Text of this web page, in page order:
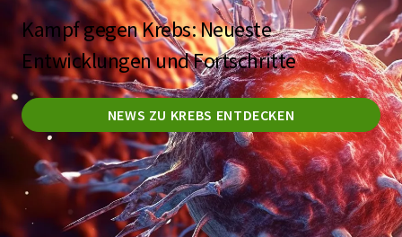
Kampf gegen Krebs: Neueste
Entwicklungen und Fortschritte
NEWS ZU KREBS ENTDECKEN